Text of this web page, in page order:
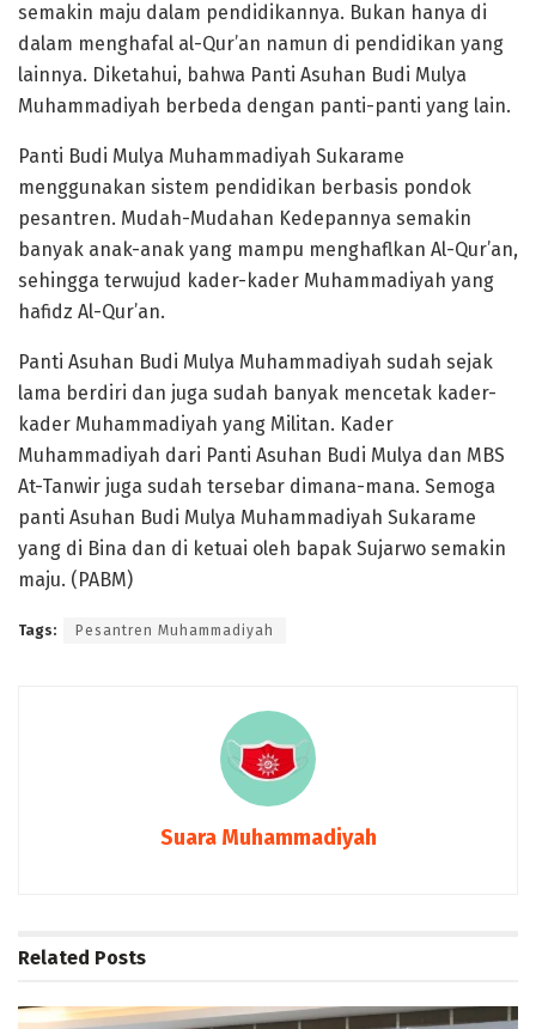
semakin maju dalam pendidikannya. Bukan hanya di
dalam menghafal al-Qur’an namun di pendidikan yang
lainnya. Diketahui, bahwa Panti Asuhan Budi Mulya
Muhammadiyah berbeda dengan panti-panti yang lain.
Panti Budi Mulya Muhammadiyah Sukarame
menggunakan sistem pendidikan berbasis pondok
pesantren. Mudah-Mudahan Kedepannya semakin
banyak anak-anak yang mampu menghaflkan Al-Qur’an,
sehingga terwujud kader-kader Muhammadiyah yang
hafidz Al-Qur’an.
Panti Asuhan Budi Mulya Muhammadiyah sudah sejak
lama berdiri dan juga sudah banyak mencetak kader-
kader Muhammadiyah yang Militan. Kader
Muhammadiyah dari Panti Asuhan Budi Mulya dan MBS
At-Tanwir juga sudah tersebar dimana-mana. Semoga
panti Asuhan Budi Mulya Muhammadiyah Sukarame
yang di Bina dan di ketuai oleh bapak Sujarwo semakin
maju. (PABM)
Tags: Pesantren Muhammadiyah
Suara Muhammadiyah
Related Posts